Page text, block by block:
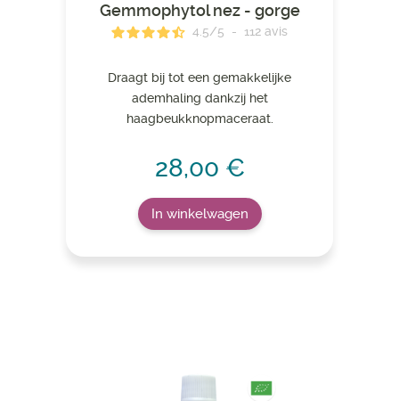
Gemmophytol nez - gorge
4.5/5 - 112 avis
Draagt ​​bij tot een gemakkelijke
ademhaling dankzij het
haagbeukknopmaceraat.
28,00 €
In winkelwagen